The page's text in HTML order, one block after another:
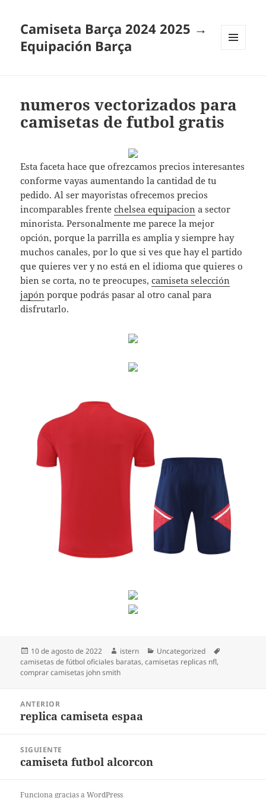
Camiseta Barça 2024 2025 →
Equipación Barça
numeros vectorizados para
camisetas de futbol gratis
Esta faceta hace que ofrezcamos precios interesantes
conforme vayas aumentando la cantidad de tu
pedido. Al ser mayoristas ofrecemos precios
incomparables frentechelsea equipacion a sector
minorista. Personalmente me parece la mejor
opción, porque la parrilla es amplia y siempre hay
muchos canales, por lo que si ves que hay el partido
que quieres ver y no está en el idioma que quieres o
bien se corta, no te preocupes,camiseta selección
japón porque podrás pasar al otro canal para
disfrutarlo.
Publicado
el
10 de agosto de 2022 Autor
istern Categorías
Uncategorized
camisetas de fútbol oficiales baratas,camisetas replicas nfl,
comprar camisetas john smith
entradas
ANTERIOR
Entrada
replica camiseta espaa
SIGUIENTE
Entrada
camiseta futbol alcorcon
Funciona gracias a WordPress